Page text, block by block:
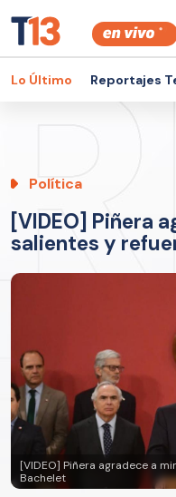
Lo Último Reportajes
Política
[VIDEO] Piñera
salientes y
[VIDEO] Piñera agradece a
Bachelet